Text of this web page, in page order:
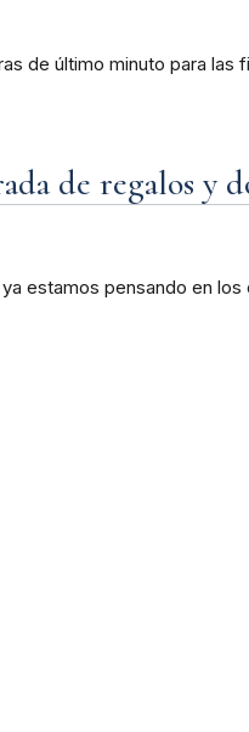
de último minuto para las
de regalos y
estamos pensando en